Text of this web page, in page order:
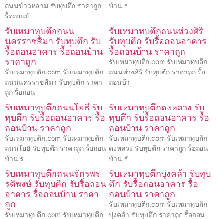
ถนนข้าวหลาม รับทุบตึก ราคาถูก
รื้อถอนบ้
บ้าน ร
รับเหมาทุบตึกถนน
นครราชสีมา รับทุบตึก รับ
รื้อถอนอาคาร รื้อถอนบ้าน
ราคาถูก
รับเหมาทุบตึก.com รับเหมาทุบตึก
ถนนนครราชสีมา รับทุบตึก ราคา
ถูก รื้อถอน
รับเหมาทบตึกถนนพ่วงศิริ
รับทุบตึก รับรื้อถอนอาคาร
รื้อถอนบ้าน ราคาถูก
รับเหมาทุบตึก.com รับเหมาทบตึก
ถนนพ่วงศิริ รับทุบตึก ราคาถูก รื้อ
ถอนบ้า
รับเหมาทุบตึกถนนโยธี รับ
ทุบตึก รับรื้อถอนอาคาร รื้อ
ถอนบ้าน ราคาถูก
รับเหมาทุบตึก.com รับเหมาทุบตึก
ถนนโยธี รับทุบตึก ราคาถูก รื้อถอน
บ้าน ร
รับเหมาทุบตึกดงหลวง รับ
ทุบตึก รับรื้อถอนอาคาร รื้อ
ถอนบ้าน ราคาถูก
รับเหมาทุบตึก.com รับเหมาทุบตึก
ดงหลวง รับทุบตึก ราคาถูก รื้อถอน
บ้าน รั
รับเหมาทุบตึกถนนจักรพร
รดิพงษ์ รับทุบตึก รับรื้อถอน
อาคาร รื้อถอนบ้าน ราคา
ถูก
รับเหมาทุบตึก.com รับเหมาทุบตึก
รับเหมาทุบตึกบุ่งคล้า รับทุบ
ตึก รับรื้อถอนอาคาร รื้อ
ถอนบ้าน ราคาถูก
รับเหมาทุบตึก.com รับเหมาทุบตึก
บุ่งคล้า รับทุบตึก ราคาถูก รื้อถอน